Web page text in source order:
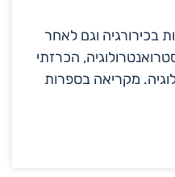
בכירורגיה וגם לאחר
הכרזתי
מקריאה בספרות